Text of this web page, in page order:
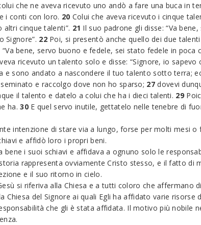
che ne aveva ricevuto uno andò a fare una buca in
i conti con loro. 20 Colui che aveva ricevuto i cinque
cinque talenti”. 21 Il suo padrone gli disse: “Va
Signore”. 22Poi, si presentò anche quello dei due
“Va bene, servo buono e fedele, sei stato fedele in
ricevuto un talento solo e disse: “Signore, io
e sono andato a nascondere il tuo talento sotto terra;
e raccolgo dove non ho sparso; 27 dovevi
il talento e datelo a colui che ha i dieci talenti. 29
ha.30E quel servo inutile, gettatelo nelle tenebre di
intenzione di stare via a lungo, forse per molti mesi
e affidò loro i propri beni.
bene i suoi schiavi e affidava a ognuno solo le
rappresenta ovviamente Cristo stesso, e il fatto di
e il suo ritorno in cielo.
si riferiva alla Chiesa e a tutti coloro che affermano
Chiesa del Signore ai quali Egli ha affidato varie
che gli è stata affidata. Il motivo più nobile